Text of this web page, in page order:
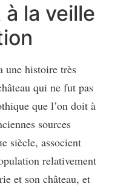
la veille
une histoire très
qui ne fut pas
que l’on doit à
sources
e siècle, associent
relativement
et son château, et